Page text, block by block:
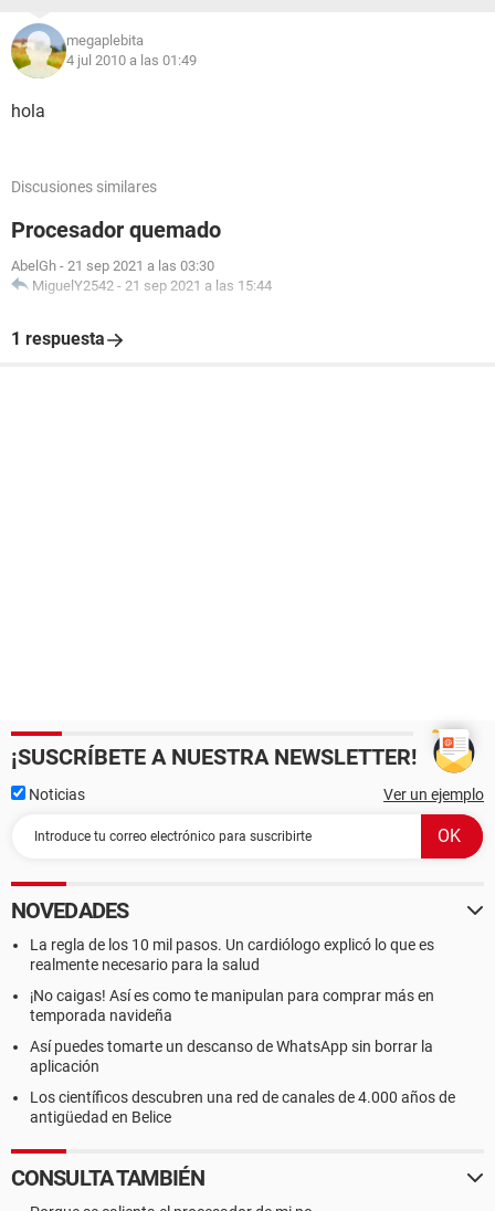
megaplebita
4 jul 2010 a las 01:49
hola
Discusiones similares
Procesador quemado
AbelGh - 21 sep 2021 a las 03:30
MiguelY2542 - 21 sep 2021 a las 15:44
1 respuesta
¡SUSCRÍBETE A NUESTRA NEWSLETTER!
Noticias Ver un ejemplo
NOVEDADES
La regla de los 10 mil pasos. Un cardiólogo explicó lo que es
realmente necesario para la salud
¡No caigas! Así es como te manipulan para comprar más en
temporada navideña
Así puedes tomarte un descanso de WhatsApp sin borrar la
aplicación
Los científicos descubren una red de canales de 4.000 años de
antigüedad en Belice
CONSULTA TAMBIÉN